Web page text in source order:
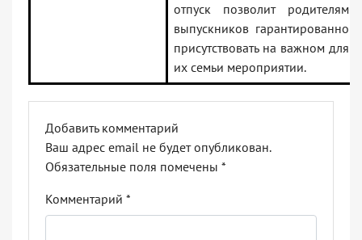
отпуск позволит родителям
выпускников гарантированно
присутствовать на важном для
их семьи мероприятии.
Добавить комментарий
Ваш адрес email не будет опубликован.
Обязательные поля помечены *
Комментарий *